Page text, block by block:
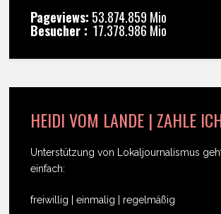
Pageviews: 53.874.859 Mio
Besucher : 17.378.986 Mio
HEIDI VOM LANDE | ZAHLE
Unterstützung von Lokaljournalismus
einfach:
freiwillig | einmalig | regelmäßig